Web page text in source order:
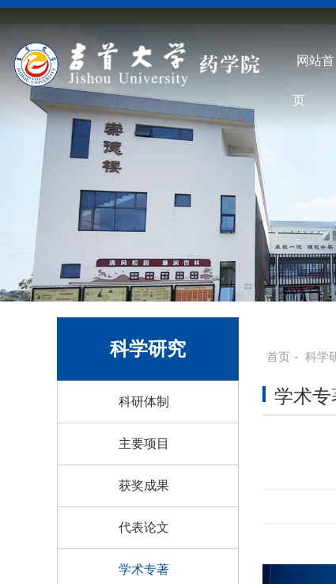
网站首
页
科学研究
科研体制
主要项目
获奖成果
代表论文
学术专著
首页 - 科学
学术专